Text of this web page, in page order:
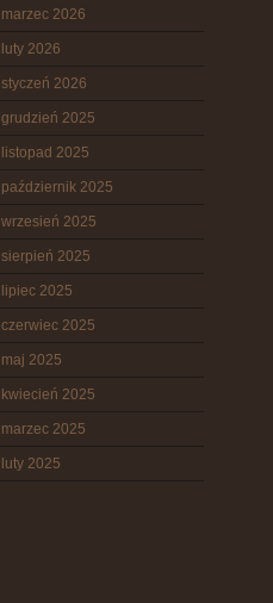
marzec 2026
luty 2026
styczeń 2026
grudzień 2025
listopad 2025
październik 2025
wrzesień 2025
sierpień 2025
lipiec 2025
czerwiec 2025
maj 2025
kwiecień 2025
marzec 2025
luty 2025